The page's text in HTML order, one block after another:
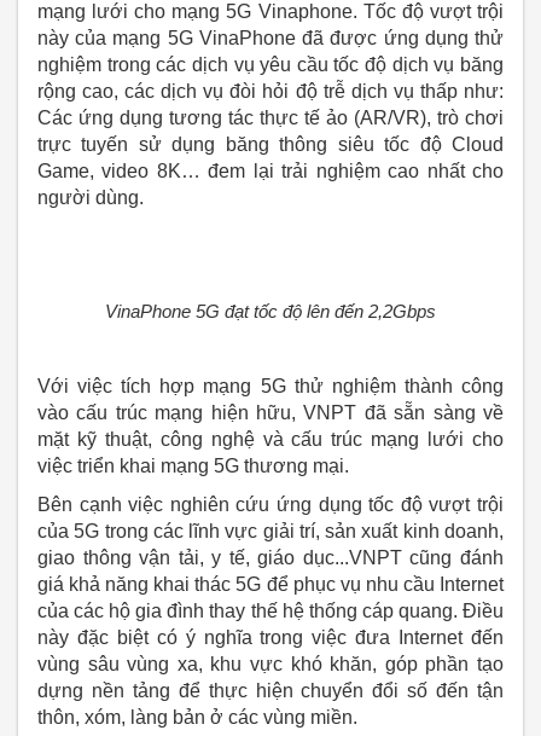
mạng lưới cho mạng 5G Vinaphone. Tốc độ vượt trội
này của mạng 5G VinaPhone đã được ứng dụng thử
nghiệm trong các dịch vụ yêu cầu tốc độ dịch vụ băng
rộng cao, các dịch vụ đòi hỏi độ trễ dịch vụ thấp như:
Các ứng dụng tương tác thực tế ảo (AR/VR), trò chơi
trực tuyến sử dụng băng thông siêu tốc độ Cloud
Game, video 8K… đem lại trải nghiệm cao nhất cho
người dùng.
VinaPhone 5G đạt tốc độ lên đến 2,2Gbps
Với việc tích hợp mạng 5G thử nghiệm thành công
vào cấu trúc mạng hiện hữu, VNPT đã sẵn sàng về
mặt kỹ thuật, công nghệ và cấu trúc mạng lưới cho
việc triển khai mạng 5G thương mại.
Bên cạnh việc nghiên cứu ứng dụng tốc độ vượt trội
của 5G trong các lĩnh vực giải trí, sản xuất kinh doanh,
giao thông vận tải, y tế, giáo dục...VNPT cũng đánh
giá khả năng khai thác 5G để phục vụ nhu cầu Internet
của các hộ gia đình thay thế hệ thống cáp quang. Điều
này đặc biệt có ý nghĩa trong việc đưa Internet đến
vùng sâu vùng xa, khu vực khó khăn, góp phần tạo
dựng nền tảng để thực hiện chuyển đổi số đến tận
thôn, xóm, làng bản ở các vùng miền.